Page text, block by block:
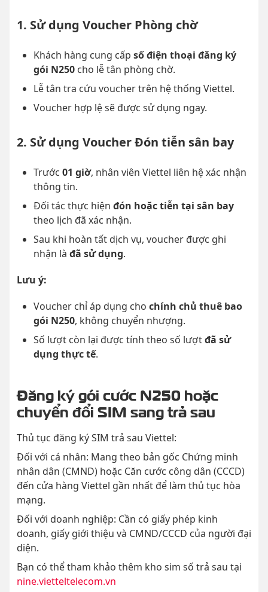
1. Sử dụng Voucher Phòng chờ
Khách hàng cung cấp số điện thoại đăng ký
gói N250 cho lễ tân phòng chờ.
Lễ tân tra cứu voucher trên hệ thống Viettel.
Voucher hợp lệ sẽ được sử dụng ngay.
2. Sử dụng Voucher Đón tiễn sân bay
Trước 01 giờ, nhân viên Viettel liên hệ xác nhận
thông tin.
Đối tác thực hiện đón hoặc tiễn tại sân bay
theo lịch đã xác nhận.
Sau khi hoàn tất dịch vụ, voucher được ghi
nhận là đã sử dụng.
Lưu ý:
Voucher chỉ áp dụng cho chính chủ thuê bao
gói N250, không chuyển nhượng.
Số lượt còn lại được tính theo số lượtđã sử
dụng thực tế.
Đăng ký gói cước N250 hoặc
chuyển đổi SIM sang trả sau
Thủ tục đăng ký SIM trả sau Viettel:
Đối với cá nhân: Mang theo bản gốc Chứng minh
nhân dân (CMND) hoặc Căn cước công dân (CCCD)
đến cửa hàng Viettel gần nhất để làm thủ tục hòa
mạng.
Đối với doanh nghiệp: Cần có giấy phép kinh
doanh, giấy giới thiệu và CMND/CCCD của người đại
diện.
Bạn có thể tham khảo thêm kho sim số trả sau tại
nine.vietteltelecom.vn